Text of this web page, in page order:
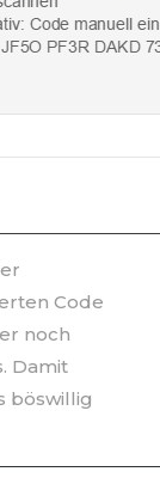
Code
noch
Damit
böswillig